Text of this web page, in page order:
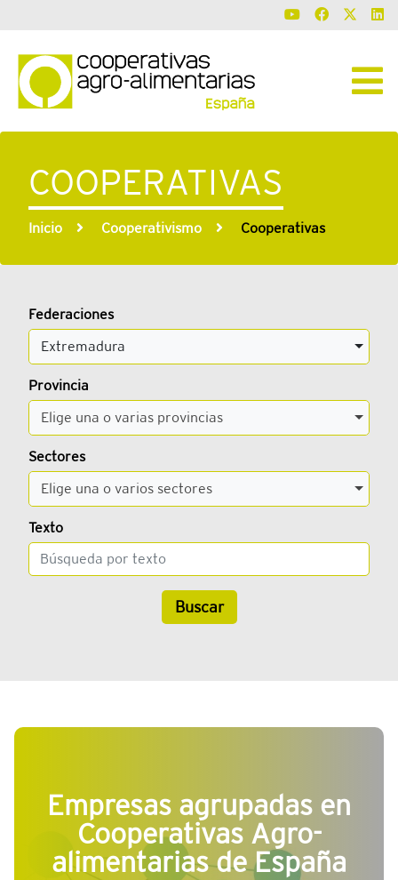
COOPERATIVAS
Inicio Cooperativismo Cooperativas
Federaciones
Extremadura
Provincia
Elige una o varias provincias
Sectores
Elige una o varios sectores
Texto
Buscar
Empresas agrupadas en
Cooperativas Agro-
alimentarias de España